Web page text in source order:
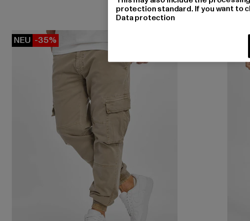
NEU -35%
protection standard. If you want to
Data protection